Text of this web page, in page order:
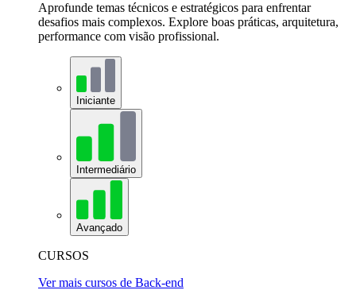
Aprofunde temas técnicos e estratégicos para enfrentar
desafios mais complexos. Explore boas práticas, arquitetura,
performance com visão profissional.
Iniciante
Intermediário
Avançado
CURSOS
Ver mais cursos de Back-end